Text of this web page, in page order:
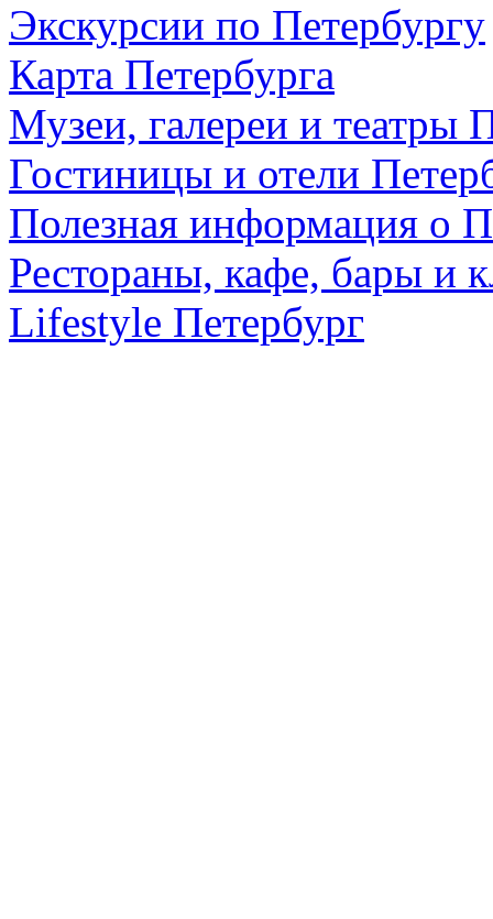
Экскурсии по Петербургу
Карта Петербурга
Музеи, галереи и театры
Гостиницы и отели
Полезная информация о
Рестораны, кафе, бары и
Lifestyle Петербург